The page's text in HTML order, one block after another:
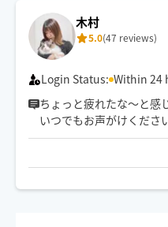
そんな方は【もみほぐし
おすすめ✨
女性のお客様もご利用大歓
木村
5.0(47 reviews)
Login Status: Within 24
ちょっと疲れたな〜と感
いつでもお声がけくださ
食べること大好き！猫ち
施術中は楽しくお話し